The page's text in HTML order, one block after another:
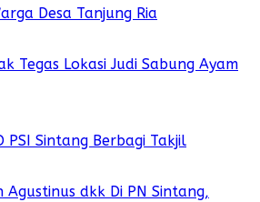
Desa Tanjung Ria
Tegas Lokasi Judi Sabung Ayam
PSI Sintang Berbagi Takjil
dkk Di PN Sintang,